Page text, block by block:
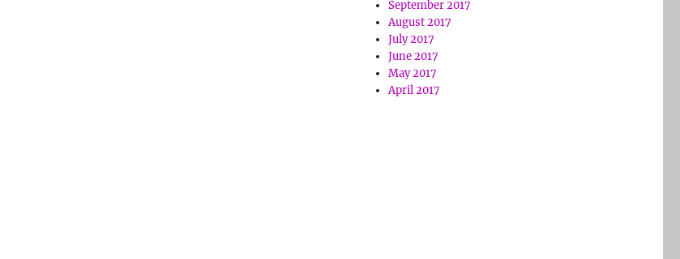
September 2017
August 2017
July 2017
June 2017
May 2017
April 2017